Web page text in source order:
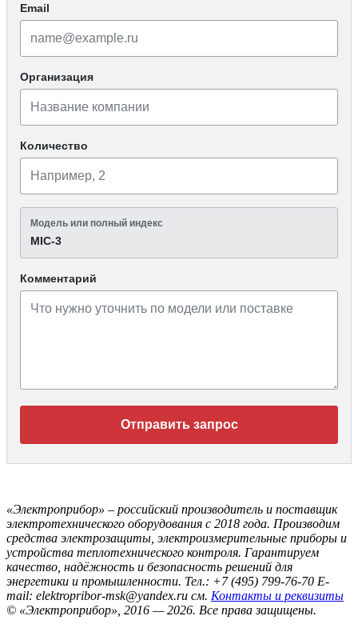
Email
Организация
Количество
Модель или полный индекс
MIC-3
Комментарий
Отправить запрос
«Электроприбор» – российский производитель и поставщик
электротехнического оборудования с 2018 года. Производим
средства электрозащиты, электроизмерительные приборы и
устройства теплотехнического контроля. Гарантируем
качество, надёжность и безопасность решений для
энергетики и промышленности. Тел.: +7 (495) 799-76-70 E-
mail: elektropribor-msk@yandex.ru см. Контакты и реквизиты
© «Электроприбор», 2016 — 2026. Все права защищены.